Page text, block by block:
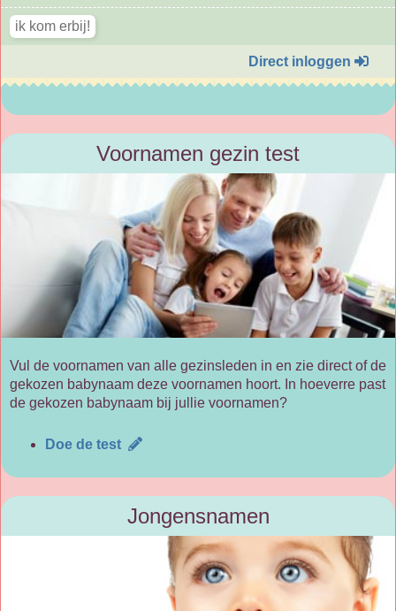
Direct inloggen
Voornamen gezin test
Vul de voornamen van alle gezinsleden in en zie direct of de
gekozen babynaam deze voornamen hoort. In hoeverre past
de gekozen babynaam bij jullie voornamen?
Doe de test
Jongensnamen